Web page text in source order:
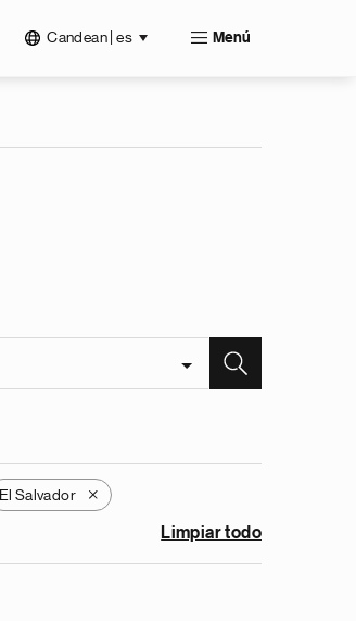
Candean | es Menú
El Salvador X
Limpiar todo